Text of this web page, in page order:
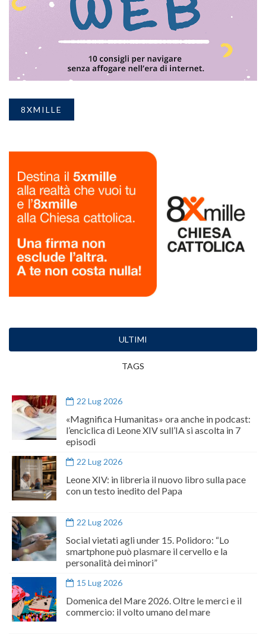
8XMILLE
ULTIMI
TAGS
22 Lug 2026
«Magnifica Humanitas» ora anche in podcast:
l’enciclica di Leone XIV sull’IA si ascolta in 7
episodi
22 Lug 2026
Leone XIV: in libreria il nuovo libro sulla pace
con un testo inedito del Papa
22 Lug 2026
Social vietati agli under 15. Polidoro: “Lo
smartphone può plasmare il cervello e la
personalità dei minori”
15 Lug 2026
Domenica del Mare 2026. Oltre le merci e il
commercio: il volto umano del mare